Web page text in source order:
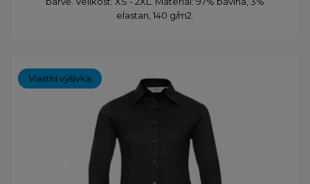
elastan, 140 g/m2.
Vlastní výšivka